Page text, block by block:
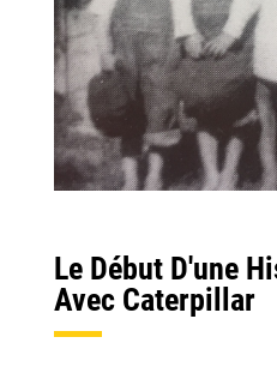
Le Début D'une
Avec Caterpillar